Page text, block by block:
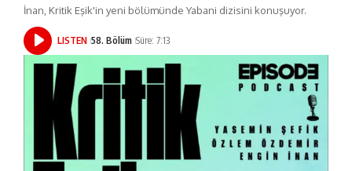
İnan, Kritik Eşik'in yeni bölümünde Yabani dizisini konuşuyor.
LISTEN 58. Bölüm Süre: 7:13